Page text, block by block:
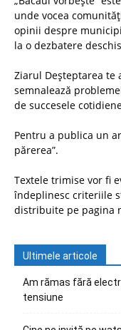
unde vocea
opinii despre
la o dezbatere
Ziarul Deșteptarea te
semnalează
de succesele
Pentru a publica un
părerea”.
Textele trimise vor fi
îndeplinesc criteriile
distribuite pe pagina
Ultimele articole
Am rămas fără
tensiune